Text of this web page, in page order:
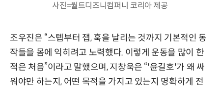
사진=월트디즈니컴퍼니 코리아 제공
조우진은 “스텝부터 잽, 훅을 날리는 것까지 기본적인 동
작들을 몸에 익히려고 노력했다. 이렇게 운동을 많이 한
적은 처음”이라고 말했으며, 지창욱은 “'윤길호'가 왜 싸
워야만 하는지, 어떤 목적을 가지고 있는지 명확하게 전